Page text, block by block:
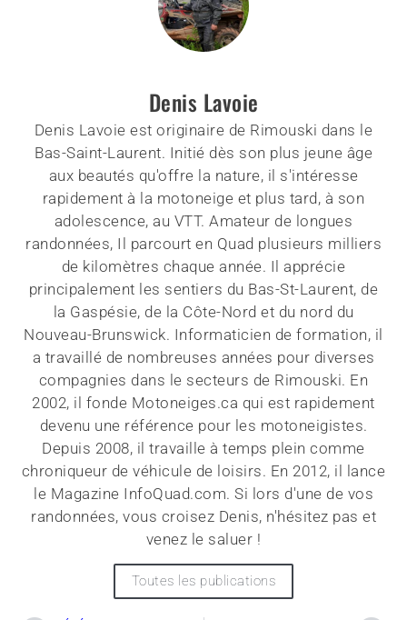
Denis Lavoie
Denis Lavoie est originaire de Rimouski dans le
Bas-Saint-Laurent. Initié dès son plus jeune âge
aux beautés qu'offre la nature, il s'intéresse
rapidement à la motoneige et plus tard, à son
adolescence, au VTT. Amateur de longues
randonnées, Il parcourt en Quad plusieurs milliers
de kilomètres chaque année. Il apprécie
principalement les sentiers du Bas-St-Laurent, de
la Gaspésie, de la Côte-Nord et du nord du
Nouveau-Brunswick. Informaticien de formation, il
a travaillé de nombreuses années pour diverses
compagnies dans le secteurs de Rimouski. En
2002, il fonde Motoneiges.ca qui est rapidement
devenu une référence pour les motoneigistes.
Depuis 2008, il travaille à temps plein comme
chroniqueur de véhicule de loisirs. En 2012, il lance
le Magazine InfoQuad.com. Si lors d'une de vos
randonnées, vous croisez Denis, n'hésitez pas et
venez le saluer !
Toutes les publications